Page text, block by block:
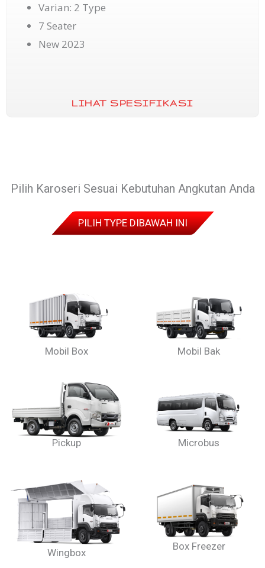
Varian: 2 Type
7 Seater
New 2023
LIHAT SPESIFIKASI
Pilih Karoseri Sesuai Kebutuhan Angkutan Anda
PILIH TYPE DIBAWAH INI
Mobil Box Mobil Bak
Pickup Microbus
Wingbox
Box Freezer